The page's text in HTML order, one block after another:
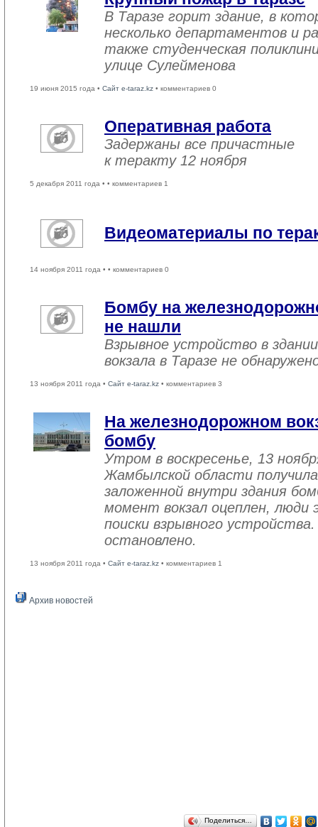
В Таразе горит здание, в
несколько департаментов и
также студенческая
улице Сулейменова
19 июня 2015 года • Сайт e-taraz.kz • комментариев 0
Оперативная работа
Задержаны все причастные
к теракту 12 ноября
5 декабря 2011 года • • комментариев 1
Видеоматериалы по
14 ноября 2011 года • • комментариев 0
Бомбу на
не нашли
Взрывное устройство в
вокзала в Таразе не
13 ноября 2011 года • Сайт e-taraz.kz • комментариев 3
На железнодорожном
бомбу
Утром в воскресенье, 13
Жамбылской области
заложенной внутри здания
момент вокзал оцеплен, люди
поиски взрывного
остановлено.
13 ноября 2011 года • Сайт e-taraz.kz • комментариев 1
Архив новостей
Поделиться…